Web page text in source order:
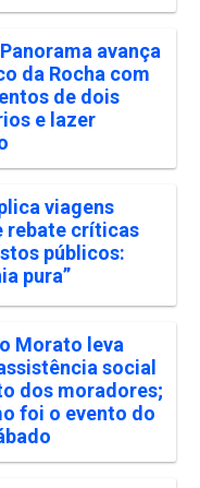
Panorama avança
da Rocha com
de dois
e lazer
viagens
rebate críticas
públicos:
pura”
Morato leva
social
dos moradores;
foi o evento do